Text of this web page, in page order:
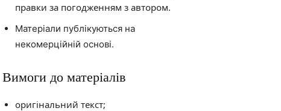
правки за погодженням з автором.
Матеріали публікуються на
некомерційній основі.
Вимоги до матеріалів
оригінальний текст;